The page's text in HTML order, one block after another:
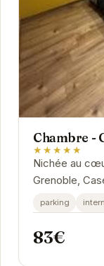
Chambre -
★★★★★
Nichée au
Grenoble,
unique.
caserne...
parking
83€